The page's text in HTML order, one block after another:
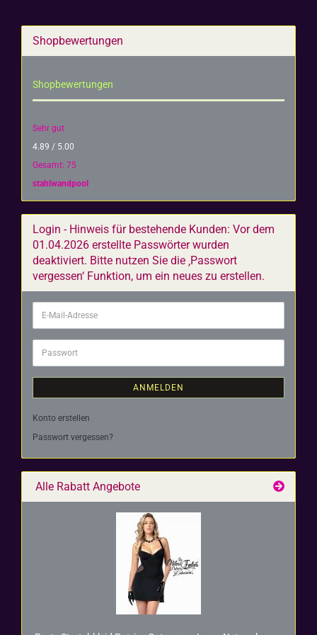
Shopbewertungen
Shopbewertungen
Sehr gut
4.89 / 5.00
Gesamt: 75
stahlwandpool
Login - Hinweis für bestehende Kunden: Vor dem
01.04.2026 erstellte Passwörter wurden
deaktiviert. Bitte nutzen Sie die ‚Passwort
vergessen‘ Funktion, um ein neues zu erstellen.
E-
Mail-
Adresse
Passwort
ANMELDEN
Konto erstellen
Passwort vergessen?
Alle Rabatt Angebote